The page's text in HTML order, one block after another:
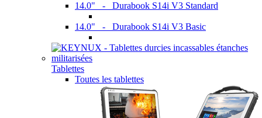
14.0" - Durabook S14i V3 Standard
14.0" - Durabook S14i V3 Basic
Tablettes
Toutes les tablettes